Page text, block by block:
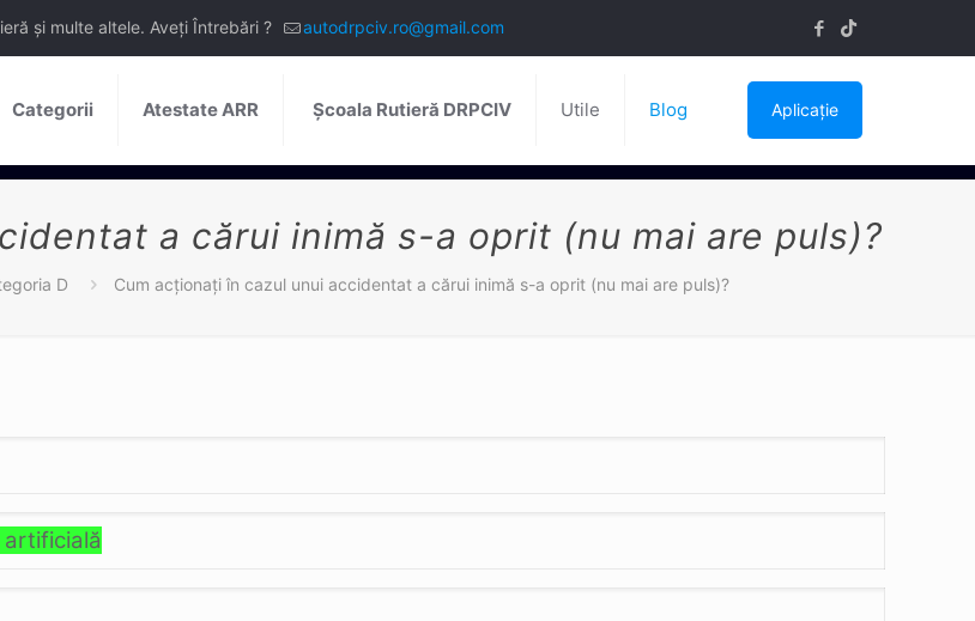
și multe altele. Aveți Întrebări ? autodrpciv.ro@gmail.com
Categorii Atestate ARR Școala Rutieră DRPCIV Utile Blog Aplicație
a cărui inimă s-a oprit (nu mai are puls)?
D Cum acţionaţi în cazul unui accidentat a cărui inimă s-a oprit (nu mai are puls)?